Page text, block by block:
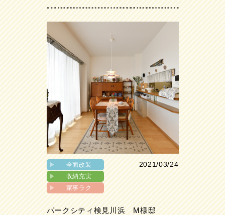
▶︎
全面改装
▶︎
収納充実
▶︎
家事ラク
2021/03/24
パークシティ検見川浜 M様邸